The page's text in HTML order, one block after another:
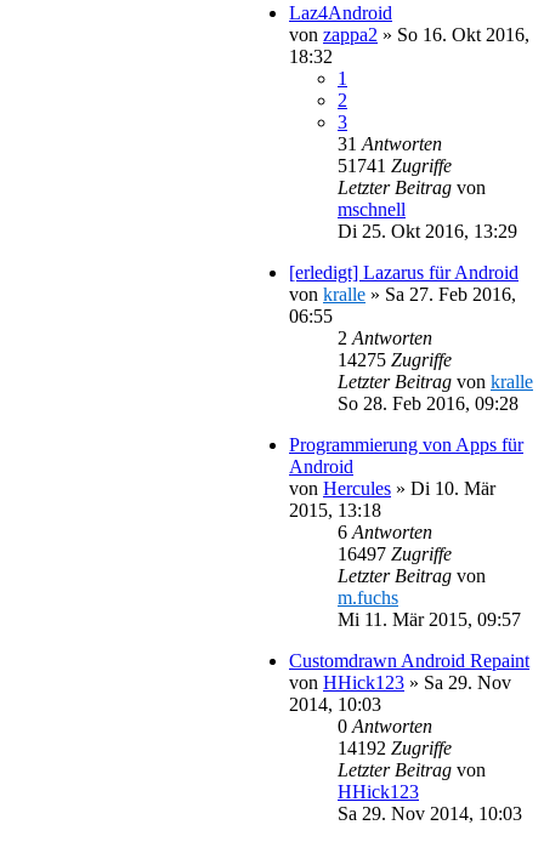
Laz4Android
von zappa2 » So 16. Okt 2016,
18:32
1
2
3
31 Antworten
51741 Zugriffe
Letzter Beitrag von
mschnell
Di 25. Okt 2016, 13:29
[erledigt] Lazarus für Android
von kralle » Sa 27. Feb 2016,
06:55
2 Antworten
14275 Zugriffe
Letzter Beitrag von kralle
So 28. Feb 2016, 09:28
Programmierung von Apps für
Android
von Hercules » Di 10. Mär
2015, 13:18
6 Antworten
16497 Zugriffe
Letzter Beitrag von
m.fuchs
Mi 11. Mär 2015, 09:57
Customdrawn Android Repaint
von HHick123 » Sa 29. Nov
2014, 10:03
0 Antworten
14192 Zugriffe
Letzter Beitrag von
HHick123
Sa 29. Nov 2014, 10:03